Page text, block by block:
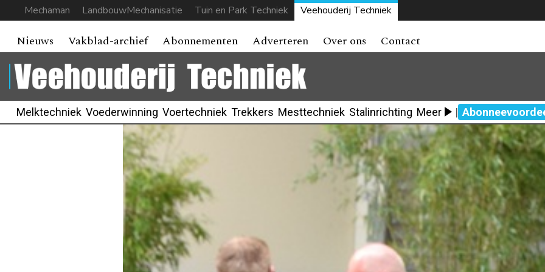
Mechaman LandbouwMechanisatie Tuin en Park Techniek Veehouderij Techniek
Nieuws Vakblad-archief Abonnementen Adverteren Over ons Contact
Melktechniek Voederwinning Voertechniek Trekkers Mesttechniek Stalinrichting Meer |